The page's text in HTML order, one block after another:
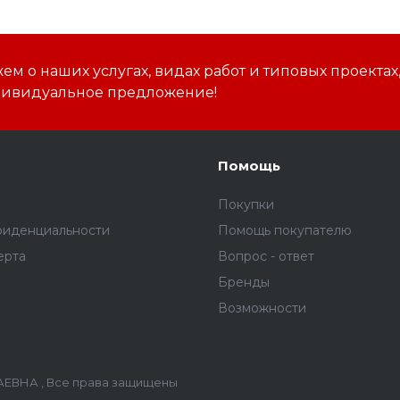
о наших услугах, видах работ и типовых
предложение!
Помощь
Покупки
Помощь покупателю
Вопрос - ответ
Бренды
Возможности
, Все права защищены